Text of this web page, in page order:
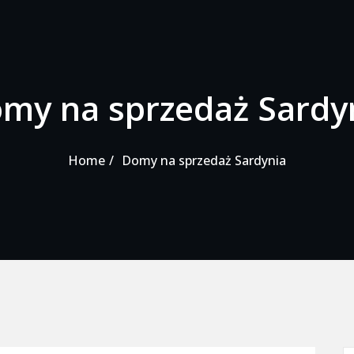
na sprzedaż
Home Domy na sprzedaż Sardynia